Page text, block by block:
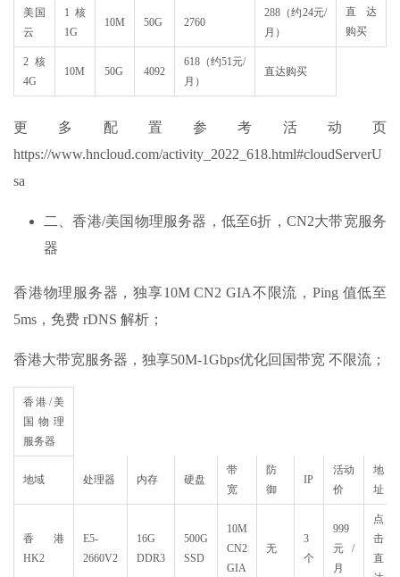
美国
云
1核
1G
10M 50G 2760
288（约24元/
月）
直达
购买
2核
4G
10M 50G 4092
618（约51元/
月）
直达购买
更多配置参考活动页
https://www.hncloud.com/activity_2022_618.html#cloudServerU
sa
二、香港/美国物理服务器，低至6折，CN2大带宽服务
器
香港物理服务器，独享10M CN2 GIA不限流，Ping 值低至
5ms，免费 rDNS 解析；
香港大带宽服务器，独享50M-1Gbps优化回国带宽 不限流；
香港/美
国物理
服务器
地域 处理器 内存 硬盘
带
宽
防
御
IP
活动
价
地
址
香港
HK2
E5-
2660V2
16G
DDR3
500G
SSD
10M
CN2
GIA
无
3
个
999
元/
月
点
击
直